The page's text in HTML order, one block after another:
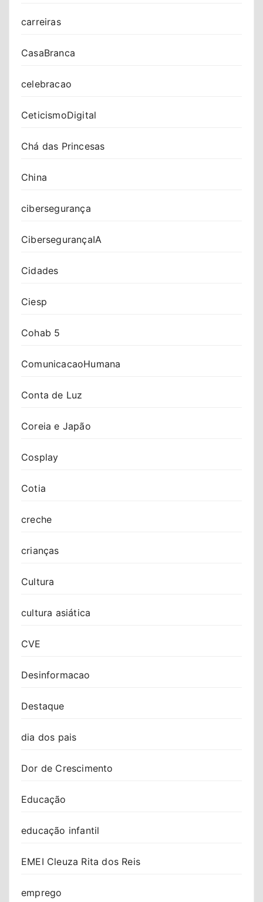
carreiras
CasaBranca
celebracao
CeticismoDigital
Chá das Princesas
China
cibersegurança
CibersegurançaIA
Cidades
Ciesp
Cohab 5
ComunicacaoHumana
Conta de Luz
Coreia e Japão
Cosplay
Cotia
creche
crianças
Cultura
cultura asiática
CVE
Desinformacao
Destaque
dia dos pais
Dor de Crescimento
Educação
educação infantil
EMEI Cleuza Rita dos Reis
emprego